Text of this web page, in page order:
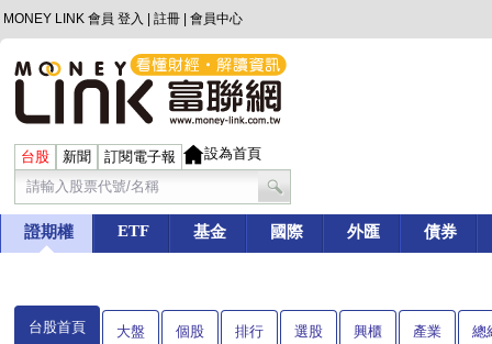
MONEY LINK 會員 登入 註冊 會員中心
台股 新聞 訂閱電子報 設為首頁
證期權 ETF 基金 國際 外匯 債券
台股首頁 大盤 個股 排行 選股 興櫃 產業 總